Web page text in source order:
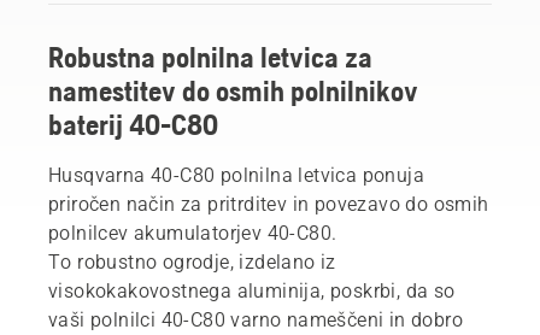
Robustna polnilna letvica za
namestitev do osmih polnilnikov
baterij 40-C80
Husqvarna 40-C80 polnilna letvica ponuja
priročen način za pritrditev in povezavo do osmih
polnilcev akumulatorjev 40-C80.
To robustno ogrodje, izdelano iz
visokokakovostnega aluminija, poskrbi, da so
vaši polnilci 40-C80 varno nameščeni in dobro